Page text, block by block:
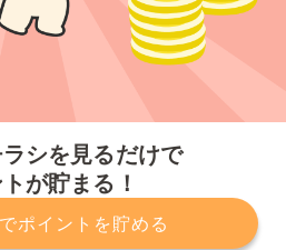
シを見るだけで
が貯まる！
ポイントを貯める